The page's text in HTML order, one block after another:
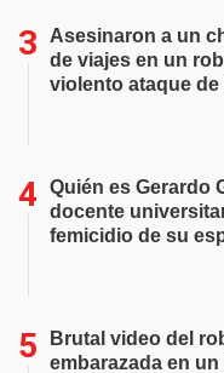
Asesinaron a un
de viajes en un
violento ataque
Quién es Gerardo
docente
femicidio de su
Brutal video del
embarazada en un